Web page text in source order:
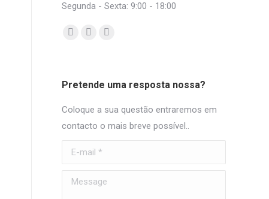
Segunda - Sexta: 9:00 - 18:00
Find us on:
in
window
in
in
window
Pretende uma resposta nossa?
Coloque a sua questão entraremos em
contacto o mais breve possível..
E-mail *
Message